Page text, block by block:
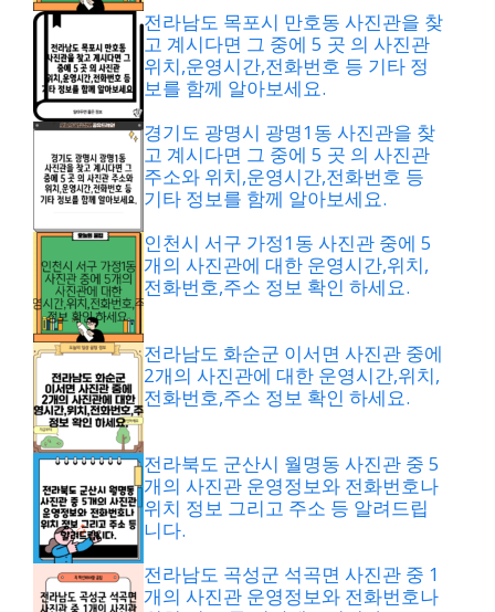
전라남도 목포시 만호동 사진관을 찾
고 계시다면 그 중에 5 곳 의 사진관
위치,운영시간,전화번호 등 기타 정
보를 함께 알아보세요.
경기도 광명시 광명1동 사진관을 찾
고 계시다면 그 중에 5 곳 의 사진관
주소와 위치,운영시간,전화번호 등
기타 정보를 함께 알아보세요.
인천시 서구 가정1동 사진관 중에 5
개의 사진관에 대한 운영시간,위치,
전화번호,주소 정보 확인 하세요.
전라남도 화순군 이서면 사진관 중에
2개의 사진관에 대한 운영시간,위치,
전화번호,주소 정보 확인 하세요.
전라북도 군산시 월명동 사진관 중 5
개의 사진관 운영정보와 전화번호나
위치 정보 그리고 주소 등 알려드립
니다.
전라남도 곡성군 석곡면 사진관 중 1
개의 사진관 운영정보와 전화번호나